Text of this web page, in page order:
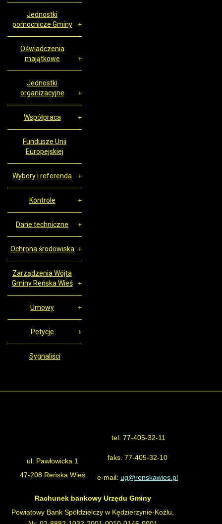
Jednostki
pomocnicze Gminy
Oświadczenia
majątkowe
Jednostki
organizacyjne
Współpraca
Fundusze Unii
Europejskiej
Wybory i referenda
Kontrole
Dane techniczne
Ochrona środowiska
Zarządzenia Wójta
Gminy Reńska Wieś
Umowy
Petycje
Sygnaliści
ul. Pawłowicka 1
47-208 Reńska Wieś
tel. 77-405-32-11
faks. 77-405-32-10
e-mail: ug@renskawies.pl
Rachunek bankowy Urzędu Gminy
Powiatowy Bank Spółdzielczy w Kędzierzynie-Koźlu,